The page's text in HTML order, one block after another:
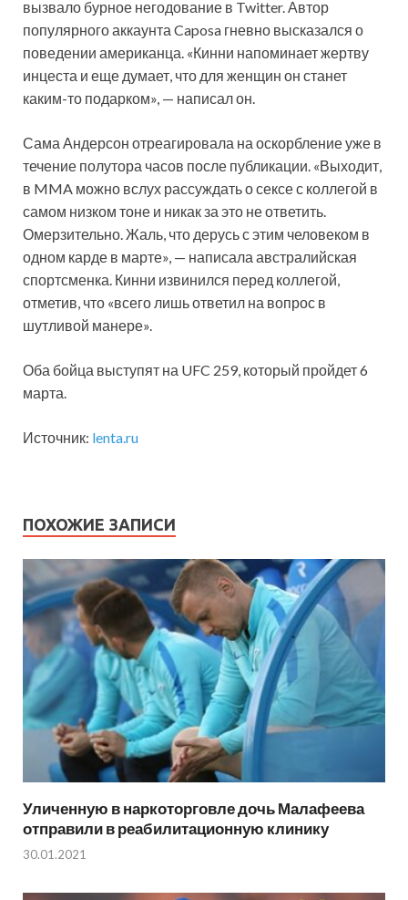
вызвало бурное негодование в Twitter. Автор
популярного аккаунта Caposa гневно высказался о
поведении американца. «Кинни напоминает жертву
инцеста и еще думает, что для женщин он станет
каким-то подарком», — написал он.
Сама Андерсон отреагировала на оскорбление уже в
течение полутора часов после публикации. «Выходит,
в MMA можно вслух рассуждать о сексе с коллегой в
самом низком тоне и никак за это не ответить.
Омерзительно. Жаль, что дерусь с этим человеком в
одном карде в марте», — написала австралийская
спортсменка. Кинни извинился перед коллегой,
отметив, что «всего лишь ответил на вопрос в
шутливой манере».
Оба бойца выступят на UFC 259, который пройдет 6
марта.
Источник: lenta.ru
ПОХОЖИЕ ЗАПИСИ
Уличенную в наркоторговле дочь Малафеева
отправили в реабилитационную клинику
30.01.2021